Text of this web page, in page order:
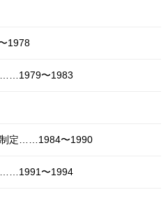
1978
……1979〜1983
制定……1984〜1990
……1991〜1994